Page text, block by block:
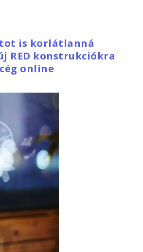
is korlátlanná
RED konstrukciókra
online